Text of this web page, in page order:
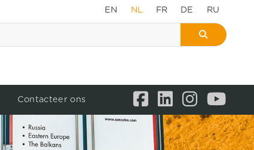
EN NL FR DE RU
Contacteer ons